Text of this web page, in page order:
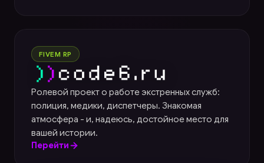
FIVEM RP
Code6
Ролевой проект о работе экстренных служб:
полиция, медики, диспетчеры. Знакомая
атмосфера - и, надеюсь, достойное место для
вашей истории.
Перейти